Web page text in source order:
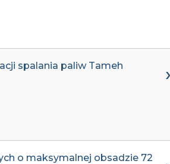
spalania paliw Tameh
o maksymalnej obsadzie 72